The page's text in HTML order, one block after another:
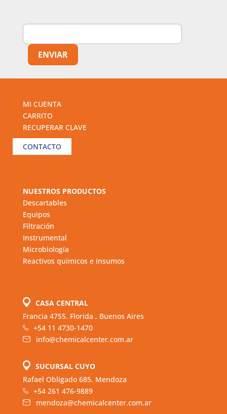
MI CUENTA
CARRITO
RECUPERAR CLAVE
CONTACTO
NUESTROS PRODUCTOS
Descartables
Equipos
Filtración
Instrumental
Microbiología
Reactivos químicos e insumos
CASA CENTRAL
Francia 4755. Florida , Buenos Aires
+54 11 4730-1470
info@chemicalcenter.com.ar
SUCURSAL CUYO
Rafael Obligado 685. Mendoza
+54 261 476-9889
mendoza@chemicalcenter.com.ar